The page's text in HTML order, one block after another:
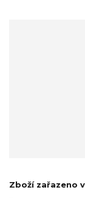
Zboží zařazeno